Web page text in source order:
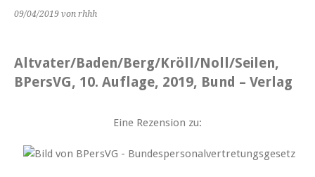
09/04/2019 von rhhh
Altvater/Baden/Berg/Kröll/Noll/Seilen,
BPersVG, 10. Auflage, 2019, Bund – Verlag
Eine Rezension zu: